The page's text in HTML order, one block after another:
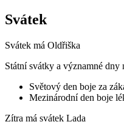
Svátek
Svátek má Oldřiška
Státní svátky a významné dny
Světový den boje za
Mezinárodní den boje
Zítra má svátek Lada